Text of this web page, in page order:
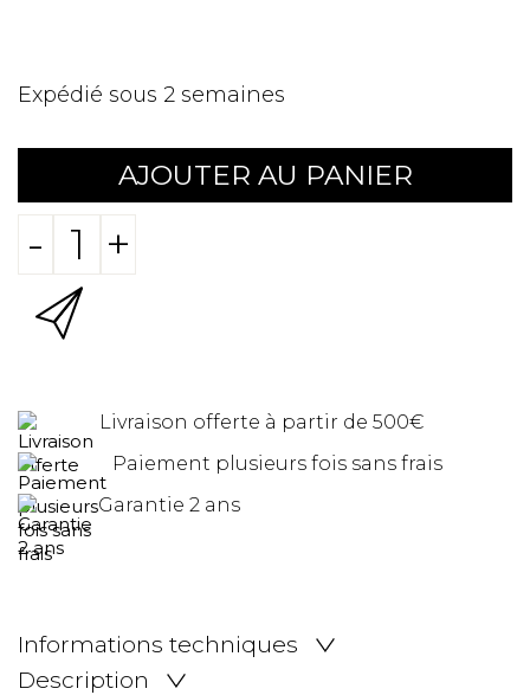
Expédié sous 2 semaines
AJOUTER AU PANIER
- +
Livraison offerte à partir de 500€
Paiement plusieurs fois sans frais
Garantie 2 ans
Informations techniques
Description